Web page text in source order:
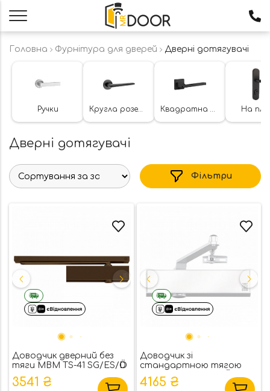
Головна Фурнітура для дверей Дверні дотягувачі
Ручки Кругла розетка Квадратна розетка На
Дверні дотягувачі
Фільтри
Доводчик дверний без
тяги MBM TS-41 SG/ES/ӦD
1-4
3541 ₴
Доводчик зі
стандартною тягою
MBM TS-50 SG/ES/ӦD 2-6
4165 ₴